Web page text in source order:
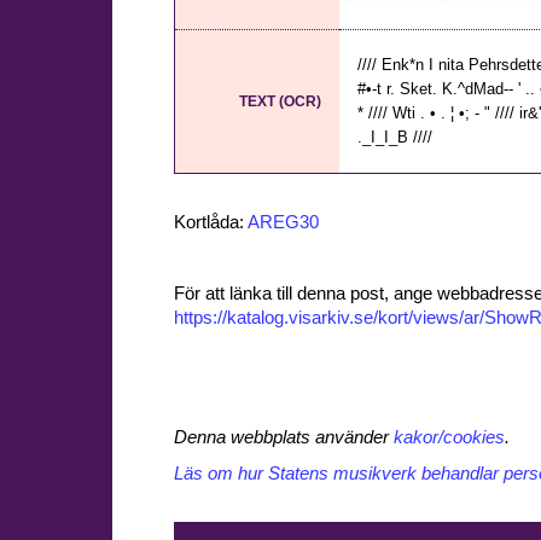
TEXT (OCR)
//// Enk*n I nita
#•-t r. Sket. K.^dMad-- '
* //// Wti . • . ¦ •; - " ////
._I_I_B ////
Kortlåda: AREG30
För att länka till denna post, ange
https://katalog.visarkiv.se/kort/views/ar/
Denna webbplats använderkakor/cookies.
Läs om hur Statens musikverk behandlar